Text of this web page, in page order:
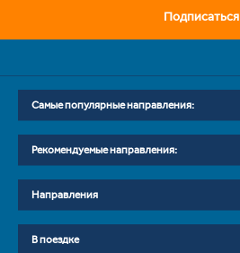
Подписаться
Самые популярные направления:
Рекомендуемые направления:
Направления
В поездке